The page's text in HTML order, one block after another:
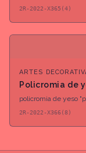
2R-2022-X365(4)
ARTES
Policromia de
policromia de yeso
2R-2022-X366(8)